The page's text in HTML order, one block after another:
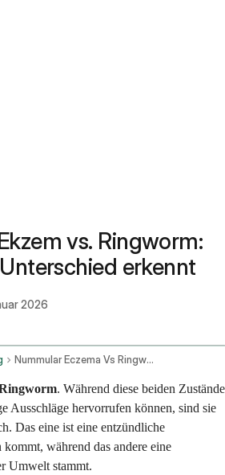
vs. Ringworm:
erkennt
2026
Nummular Eczema Vs Ringworm
. Während diese beiden Zustände
Ausschläge hervorrufen können, sind sie
Das eine ist eine entzündliche
während das andere eine
Umwelt stammt.